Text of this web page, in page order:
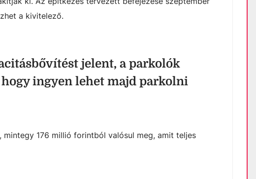
a kivitelező.
jelent, a parkolók
ingyen lehet majd parkolni
176 millió forintból valósul meg, amit teljes